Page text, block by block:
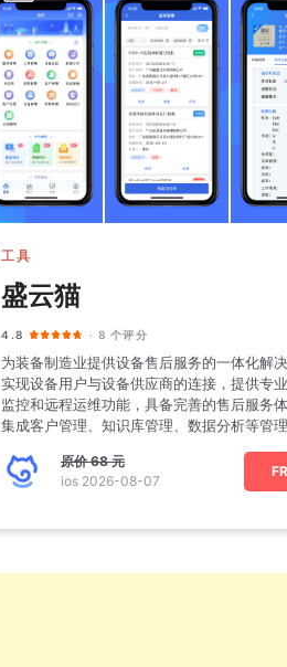
工具
盛云猫
4.8 · 8 个评分
为装备制造业提供设备售后服务的一体化解决
实现设备用户与设备供应商的连接，提供专
监控和远程运维功能，具备完善的售后服务
集成客户管理、知识库管理、数据分析等管
原价68 元
ios 2026-08-07